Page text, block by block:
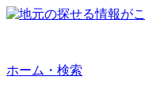
ホーム・検索